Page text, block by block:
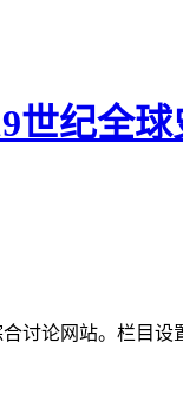
世纪全
讨论网站。栏目